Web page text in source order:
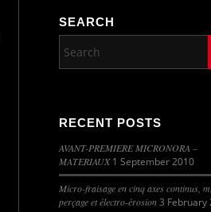
SEARCH
RECENT POSTS
AVANT-PREMIERE MICRONORA –
MATERIAUX 1 September 2010
Micro-fraisage en cinq axes continus,
perçage et électro-érosion 3 February